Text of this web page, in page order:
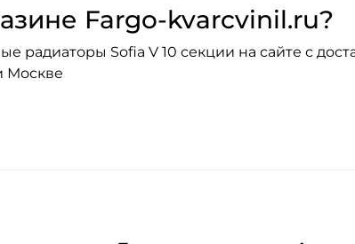
Fargo-kvarcvinil.ru?
радиаторы Sofia V 10 секции на сайте с
Москве